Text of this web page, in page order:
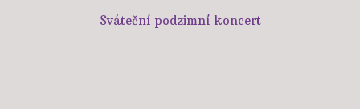
Sváteční podzimní koncert